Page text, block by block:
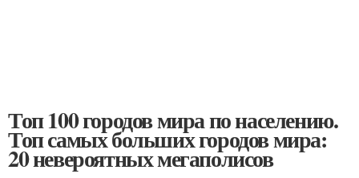
Топ 100 городов мира по населению.
Топ самых больших городов мира:
20 невероятных мегаполисов